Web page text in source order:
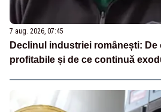
7 aug. 2026, 07:45
Declinul industriei românești:
profitabile și de ce continuă